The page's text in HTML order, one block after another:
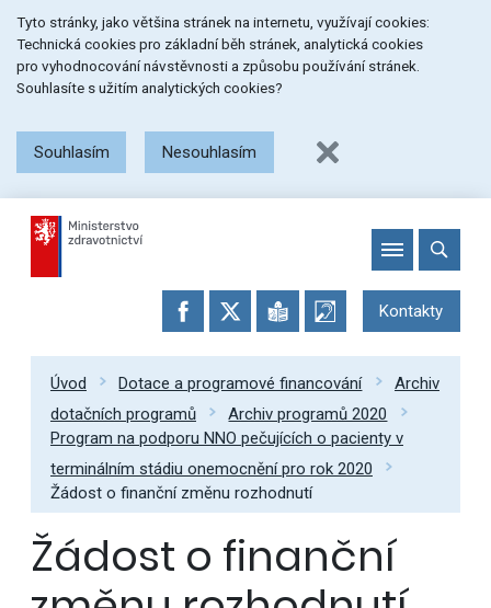
na
menu
na
obsah
na
patičku
stránky
Tyto stránky, jako většina stránek na internetu, využívají cookies:
Technická cookies pro základní běh stránek, analytická cookies
pro vyhodnocování návstěvnosti a způsobu používání stránek.
Souhlasíte s užitím analytických cookies?
Souhlasím Nesouhlasím
Kontakty
Úvod Dotace a programové financování
Archiv
dotačních programů
Archiv programů 2020
Program na podporu NNO pečujících o pacienty v
terminálním stádiu onemocnění pro rok 2020
Žádost o finanční změnu rozhodnutí
Žádost o finanční